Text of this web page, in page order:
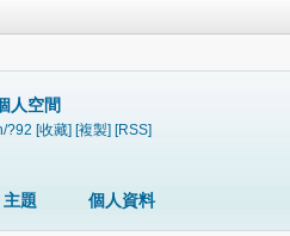
人空間
?92 [收藏] [複製] [RSS]
主題 個人資料